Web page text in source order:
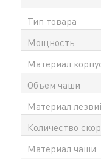
Тип товара
Мощность
Материал
Объем чаши
Материал
Количество
Материал чаши